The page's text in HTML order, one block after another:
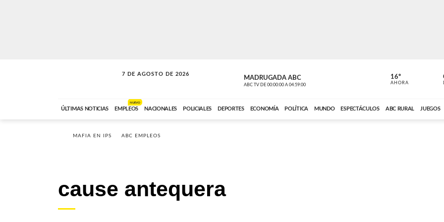
7 DE AGOSTO DE 2026
SOLO MÚSICA MADRUGADA ABC
ABC TV DE 00:00:00 A 04:59:00 ABC CARDINAL
16º
AHORA
ÚLTIMAS NOTICIAS EMPLEOS
NUEVO
NACIONALES POLICIALES DEPORTES ECONOMÍA POLÍTICA MUNDO ESPECTÁCULOS ABC RURAL JUEGOS
MAFIA EN IPS ABC EMPLEOS
cause antequera